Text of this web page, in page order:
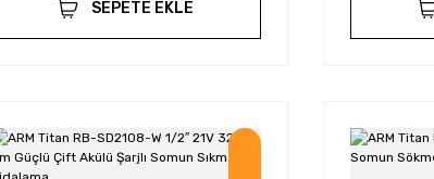
SEPETE EKLE